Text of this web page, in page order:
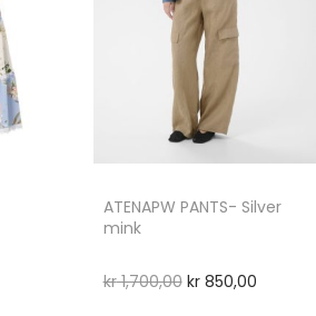
ATENAPW PANTS- Silver
mink
kr1,700,00 kr850,00